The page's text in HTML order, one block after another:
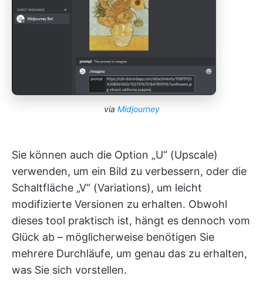
via Midjourney
Sie können auch die Option „U“ (Upscale)
verwenden, um ein Bild zu verbessern, oder die
Schaltfläche „V“ (Variations), um leicht
modifizierte Versionen zu erhalten. Obwohl
dieses tool praktisch ist, hängt es dennoch vom
Glück ab – möglicherweise benötigen Sie
mehrere Durchläufe, um genau das zu erhalten,
was Sie sich vorstellen.